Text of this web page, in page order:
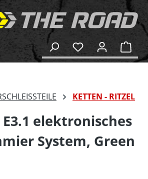
KETTEN - RITZEL
elektronisches
System, Green